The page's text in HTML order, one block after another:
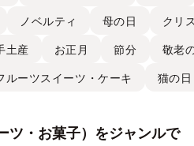
ノベルティ 母の日 クリ
土産 お正月 節分 敬老
ルーツスイーツ・ケーキ 猫の日
ツ・お菓子）をジャンルで